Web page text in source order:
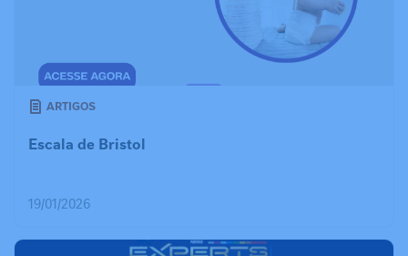
ARTIGOS
Escala de Bristol
19/01/2026